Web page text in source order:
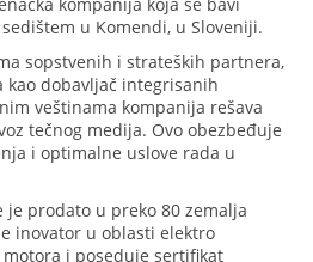
u Komendi, u Sloveniji.
sopstvenih i strateških partnera,
kao dobavljač integrisanih
veštinama kompanija rešava
tečnog medija. Ovo obezbeđuje
i optimalne uslove rada u
je prodato u preko 80 zemalja
inovator u oblasti elektro
i poseduje sertifikat